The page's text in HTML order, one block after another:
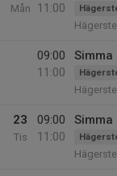
Mån
11:00
09:00
11:00
23
Tis
09:00
11:00